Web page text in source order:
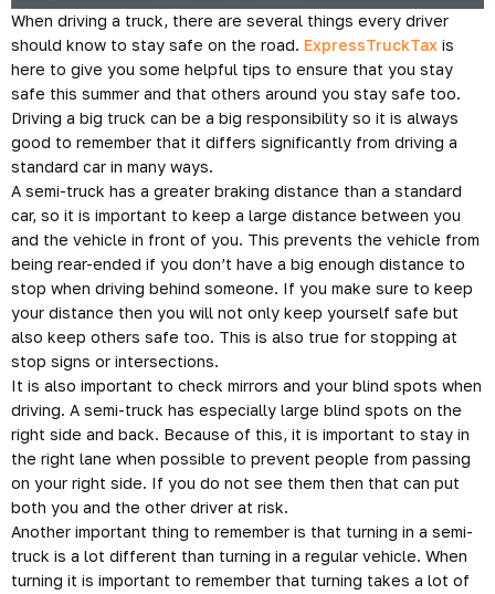
When driving a truck, there are several things every driver
should know to stay safe on the road. ExpressTruckTax is
here to give you some helpful tips to ensure that you stay
safe this summer and that others around you stay safe too.
Driving a big truck can be a big responsibility so it is always
good to remember that it differs significantly from driving a
standard car in many ways.
A semi-truck has a greater braking distance than a standard
car, so it is important to keep a large distance between you
and the vehicle in front of you. This prevents the vehicle from
being rear-ended if you don’t have a big enough distance to
stop when driving behind someone. If you make sure to keep
your distance then you will not only keep yourself safe but
also keep others safe too. This is also true for stopping at
stop signs or intersections.
It is also important to check mirrors and your blind spots when
driving. A semi-truck has especially large blind spots on the
right side and back. Because of this, it is important to stay in
the right lane when possible to prevent people from passing
on your right side. If you do not see them then that can put
both you and the other driver at risk.
Another important thing to remember is that turning in a semi-
truck is a lot different than turning in a regular vehicle. When
turning it is important to remember that turning takes a lot of